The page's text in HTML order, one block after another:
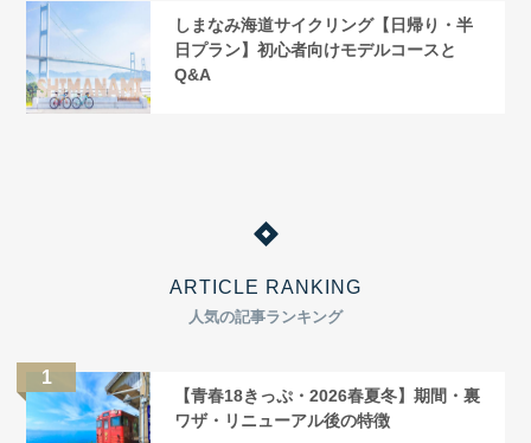
しまなみ海道サイクリング【日帰り・半
日プラン】初心者向けモデルコースと
Q&A
ARTICLE RANKING
人気の記事ランキング
【青春18きっぷ・2026春夏冬】期間・裏
ワザ・リニューアル後の特徴